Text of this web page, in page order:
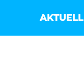
AKTUELL